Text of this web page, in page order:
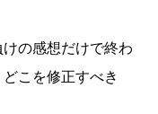
の感想だけで終わ
こを修正すべき